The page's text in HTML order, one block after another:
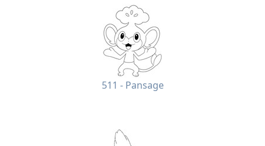
511 - Pansage